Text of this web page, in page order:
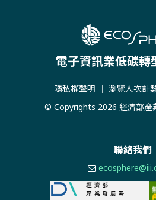
電子資訊業低碳轉
隱私權聲明 ｜ 瀏覽人次計
© Copyrights 2026 經濟部產
聯絡我們